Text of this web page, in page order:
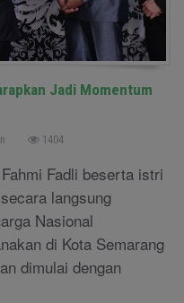
Jadi Momentum
1404
Fadli beserta istri
langsung
Nasional
di Kota Semarang
dimulai dengan